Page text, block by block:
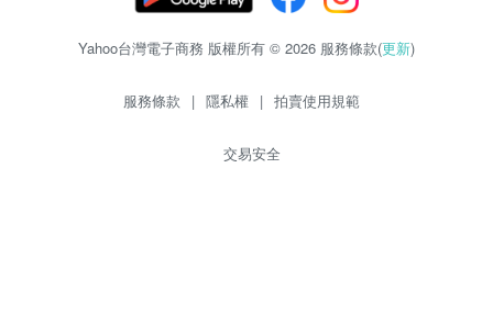
Yahoo台灣電子商務 版權所有 © 2026 服務條款(更新)
服務條款 | 隱私權 | 拍賣使用規範
交易安全